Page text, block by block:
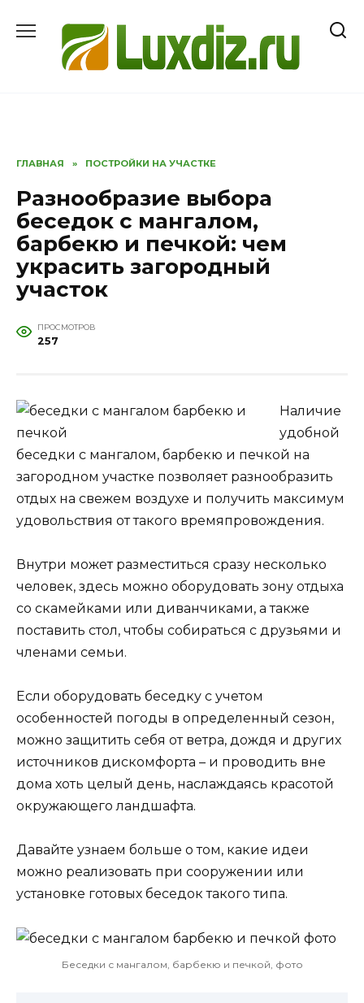
содержанию
ГЛАВНАЯ » ПОСТРОЙКИ НА УЧАСТКЕ
Разнообразие выбора
беседок с мангалом,
барбекю и печкой: чем
украсить загородный
участок
ПРОСМОТРОВ
257
Наличие
удобной
беседки с мангалом, барбекю и печкой на
загородном участке позволяет разнообразить
отдых на свежем воздухе и получить максимум
удовольствия от такого времяпровождения.
Внутри может разместиться сразу несколько
человек, здесь можно оборудовать зону отдыха
со скамейками или диванчиками, а также
поставить стол, чтобы собираться с друзьями и
членами семьи.
Если оборудовать беседку с учетом
особенностей погоды в определенный сезон,
можно защитить себя от ветра, дождя и других
источников дискомфорта – и проводить вне
дома хоть целый день, наслаждаясь красотой
окружающего ландшафта.
Давайте узнаем больше о том, какие идеи
можно реализовать при сооружении или
установке готовых беседок такого типа.
Беседки с мангалом, барбекю и печкой, фото